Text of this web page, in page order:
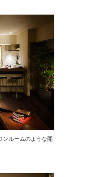
ンルームのような開